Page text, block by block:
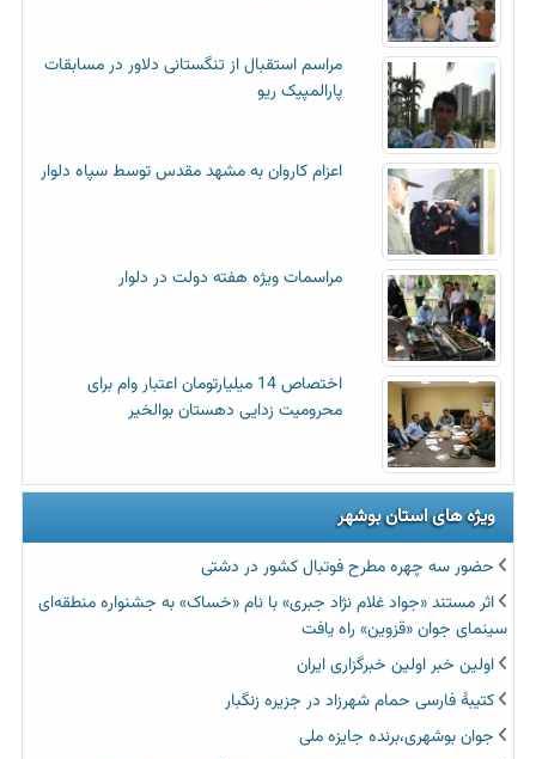
مراسم استقبال از تنگستانی دلاور در مسابقات
پارالمپیک ریو
اعزام کاروان به مشهد مقدس توسط سپاه دلوار
مراسمات ویژه هفته دولت در دلوار
اختصاص 14 میلیارتومان اعتبار وام برای
محرومیت زدایی دهستان بوالخیر
ویژه های استان بوشهر
حضور سه چهره مطرح فوتبال کشور در دشتی
اثر مستند «جواد غلام نژاد جبری» با نام «خساک» به جشنواره منطقه‌ای
سینمای جوان «قزوین» راه یافت
اولین خبر اولین خبرگزاری ایران‏
کتیبۀ فارسی حمام شهرزاد در جزیره زنگبار
جوان بوشهری،برنده جایزه ملی